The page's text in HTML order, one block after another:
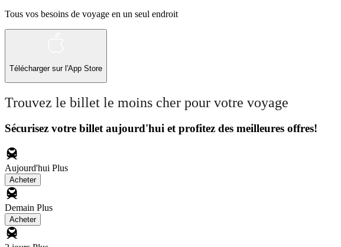
Tous vos besoins de voyage en un seul endroit
Télécharger sur l'App Store
Trouvez le billet le moins cher pour votre voyage
Sécurisez votre billet aujourd'hui et profitez des meilleures offres!
Aujourd'hui Plus
Acheter
Demain Plus
Acheter